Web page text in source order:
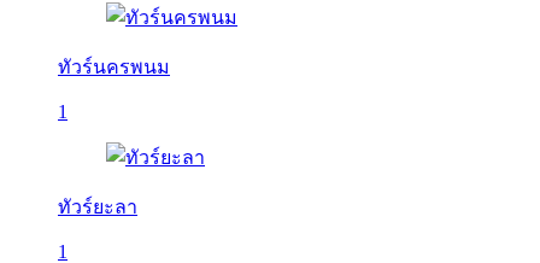
ทัวร์นครพนม
1
ทัวร์ยะลา
1